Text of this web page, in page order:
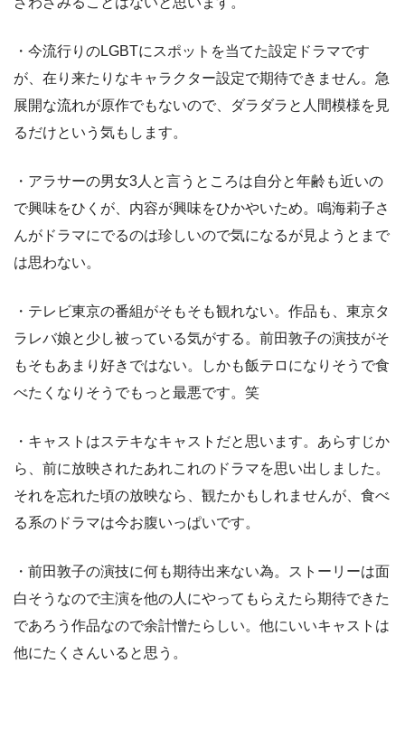
・今流行りのLGBTにスポットを当てた設定ドラマです
が、在り来たりなキャラクター設定で期待できません。急
展開な流れが原作でもないので、ダラダラと人間模様を見
るだけという気もします。
・アラサーの男女3人と言うところは自分と年齢も近いの
で興味をひくが、内容が興味をひかやいため。鳴海莉子さ
んがドラマにでるのは珍しいので気になるが見ようとまで
は思わない。
・テレビ東京の番組がそもそも観れない。作品も、東京タ
ラレバ娘と少し被っている気がする。前田敦子の演技がそ
もそもあまり好きではない。しかも飯テロになりそうで食
べたくなりそうでもっと最悪です。笑
・キャストはステキなキャストだと思います。あらすじか
ら、前に放映されたあれこれのドラマを思い出しました。
それを忘れた頃の放映なら、観たかもしれませんが、食べ
る系のドラマは今お腹いっぱいです。
・前田敦子の演技に何も期待出来ない為。ストーリーは面
白そうなので主演を他の人にやってもらえたら期待できた
であろう作品なので余計憎たらしい。他にいいキャストは
他にたくさんいると思う。